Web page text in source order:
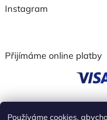
Používáme cookies,
Instagram
Přijímáme online platby